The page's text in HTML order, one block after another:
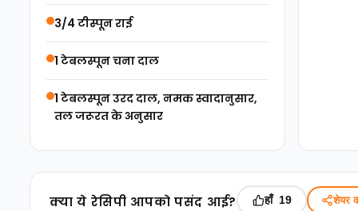
3/4 टीस्पून राई
1 टेबलस्पून चना दाल
1 टेबलस्पून उरद दाल, नमक स्वादानुसार,
तल जरूरत के अनुसार
क्‍या ये रेसिपी आपको पसंद आई? हाँ 19 शेयर